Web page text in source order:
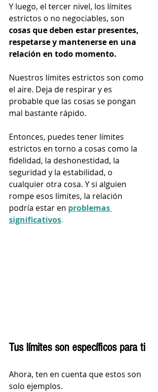
Y luego, el tercer nivel, los límites
estrictos o no negociables, son
cosas que deben estar presentes,
respetarse y mantenerse en una
relación en todo momento.
Nuestros límites estrictos son como
el aire. Deja de respirar y es
probable que las cosas se pongan
mal bastante rápido.
Entonces, puedes tener límites
estrictos en torno a cosas como la
fidelidad, la deshonestidad, la
seguridad y la estabilidad, o
cualquier otra cosa. Y si alguien
rompe esos límites, la relación
podría estar en problemas
significativos.
Tus límites son específicos para ti
Ahora, ten en cuenta que estos son
solo ejemplos.